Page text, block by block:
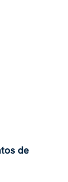
de